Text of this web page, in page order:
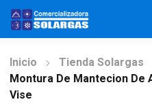
Inicio Tienda Solargas
Montura De Mantecion De
Vise